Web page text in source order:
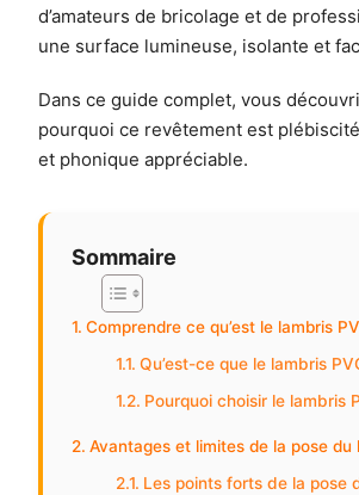
d’amateurs de bricolage et de
une surface lumineuse, isolante et
Dans ce guide complet, vous
pourquoi ce revêtement est
et phonique appréciable.
Sommaire
Comprendre ce qu’est le lambris
Qu’est-ce que le lambris
Pourquoi choisir le lambris
Avantages et limites de la pose du
Les points forts de la pose